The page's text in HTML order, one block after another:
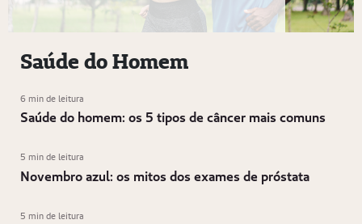
Saúde do Homem
6 min de leitura
Saúde do homem: os 5 tipos de câncer mais comuns
5 min de leitura
Novembro azul: os mitos dos exames de próstata
5 min de leitura